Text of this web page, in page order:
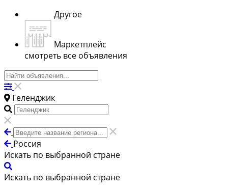
Другое
Маркетплейс
смотреть все объявления
Геленджик
Россия
Искать по выбранной стране
Искать по выбранной стране